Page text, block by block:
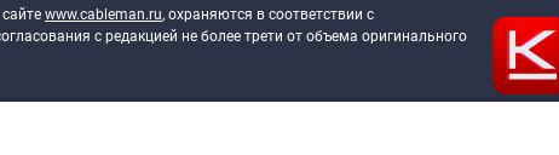
www.cableman.ru, охраняются в соответствии с
с редакцией не более трети от объема оригинального